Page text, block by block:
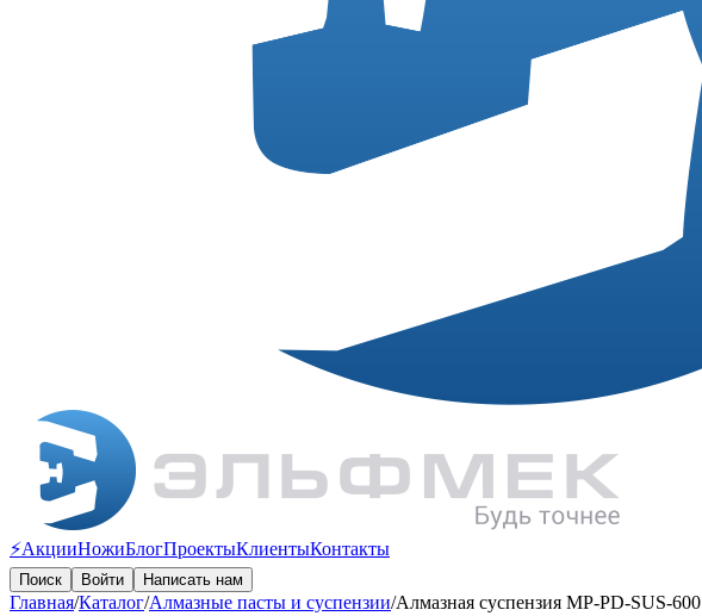
⚡️АкцииНожиБлогПроектыКлиентыКонтакты
Поиск Войти Написать нам
Главная/Каталог/Алмазные пасты и суспензии/Алмазная суспензия MP-PD-SUS-600